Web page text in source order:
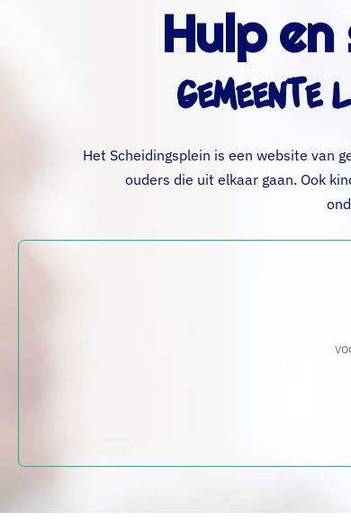
Hulp
Gemeente
Het Scheidingsplein is een website van
ouders die uit elkaar gaan. Ook